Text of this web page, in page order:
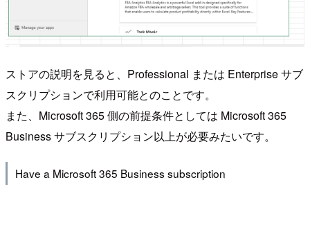
ストアの説明を見ると、Professional または Enterprise サブ
スクリプションで利用可能とのことです。
また、Microsoft 365 側の前提条件としては Microsoft 365
Business サブスクリプション以上が必要みたいです。
Have a Microsoft 365 Business subscription